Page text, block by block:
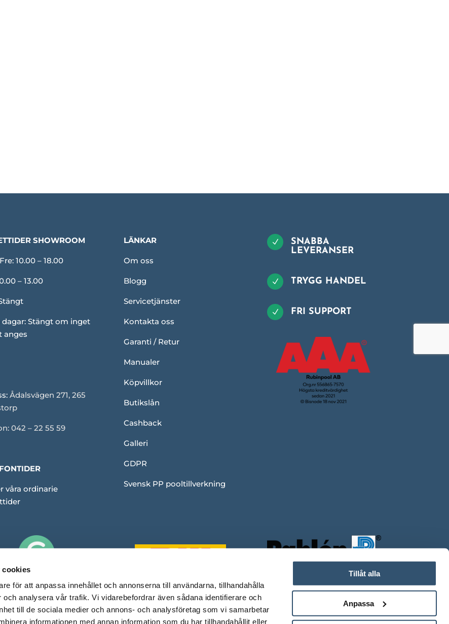
cookies
för att anpassa innehållet och annonserna till användarna, tillhandahålla
analysera vår trafik. Vi vidarebefordrar även sådana identifierare och
till de sociala medier och annons- och analysföretag som vi samarbetar
informationen med annan information som du har tillhandahållit eller
Tillåt alla
Anpassa
SHOWROOM
10.00 – 18.00
– 13.00
dagar: Stängt om inget
anges
Ådalsvägen 271, 265
042 – 22 55 59
våra ordinarie
LÄNKAR
Om oss
Blogg
Servicetjänster
Kontakta oss
Garanti / Retur
Manualer
Köpvillkor
Butikslån
Cashback
Galleri
GDPR
Svensk PP pooltillverkning
N
SNABBA
LEVERANSER
N TRYGG HANDEL
N FRI SUPPORT